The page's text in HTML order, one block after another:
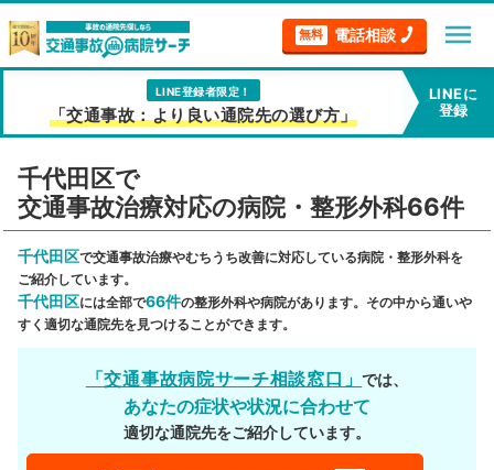
無料 電話相談 menu
LINE登録者限定！
「交通事故：より良い通院先の選び方」
LINEに
登録
千代田区で
交通事故治療対応の病院・整形外科66件
千代田区で交通事故治療やむちうち改善に対応している病院・整形外科を
ご紹介しています。
千代田区には全部で66件の整形外科や病院があります。その中から通いや
すく適切な通院先を見つけることができます。
「交通事故病院サーチ相談窓口」では、
あなたの症状や状況に合わせて
適切な通院先をご紹介しています。